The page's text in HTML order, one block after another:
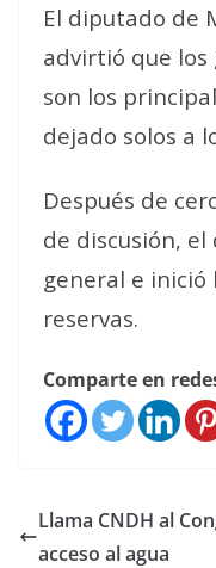
El diputado de
advirtió que los
son los
dejado solos a
Después de
de discusión,
general e inició
reservas.
Comparte en
Llama CNDH al
acceso al agua